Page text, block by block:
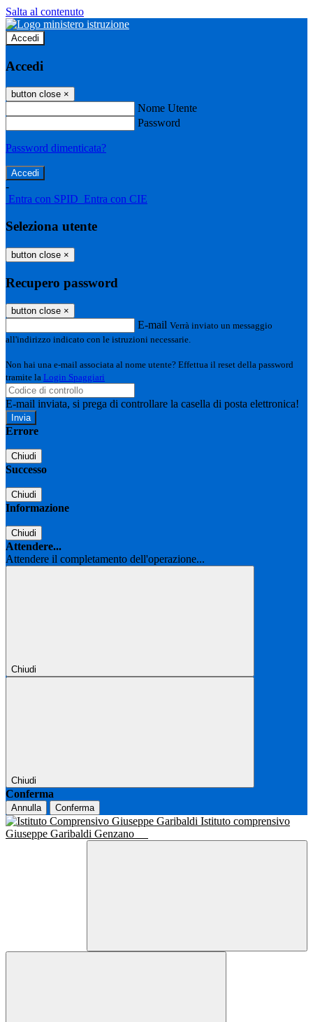
Salta al contenuto
Accedi
Accedi
button close ×
Nome Utente
Password
Password dimenticata?
-
Entra con SPID Entra con CIE
Seleziona utente
button close ×
Recupero password
button close ×
E-mail Verrà inviato un messaggio
all'indirizzo indicato con le istruzioni necessarie.
Non hai una e-mail associata al nome utente? Effettua il reset della password
tramite la Login Spaggiari
E-mail inviata, si prega di controllare la casella di posta elettronica!
Errore
Chiudi
Successo
Chiudi
Informazione
Chiudi
Attendere...
Attendere il completamento dell'operazione...
Chiudi
Chiudi
Conferma
Annulla Conferma
Istituto comprensivo
Giuseppe Garibaldi Genzano